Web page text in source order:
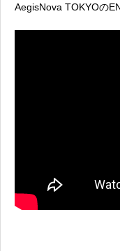
AegisNova TOKYOの